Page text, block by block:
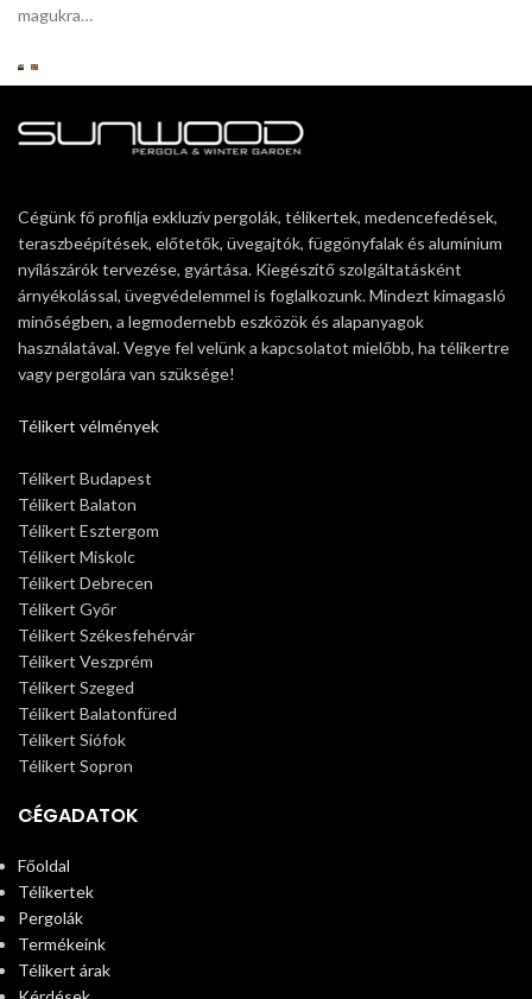
magukra…
Cégünk fő profilja exkluzív pergolák, télikertek, medencefedések,
teraszbeépítések, előtetők, üvegajtók, függönyfalak és alumínium
nyílászárók tervezése, gyártása. Kiegészítő szolgáltatásként
árnyékolással, üvegvédelemmel is foglalkozunk. Mindezt kimagasló
minőségben, a legmodernebb eszközök és alapanyagok
használatával. Vegye fel velünk a kapcsolatot mielőbb, ha télikertre
vagy pergolára van szüksége!
Télikert vélmények
Télikert Budapest
Télikert Balaton
Télikert Esztergom
Télikert Miskolc
Télikert Debrecen
Télikert Győr
Télikert Székesfehérvár
Télikert Veszprém
Télikert Szeged
Télikert Balatonfüred
Télikert Siófok
Télikert Sopron
CÉGADATOK
Főoldal
Télikertek
Pergolák
Termékeink
Télikert árak